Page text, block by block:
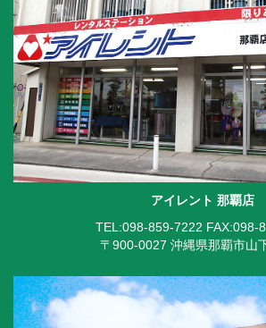
アイレント 那覇店
TEL:098-859-7222 FAX:098-
〒900-0027 沖縄県那覇市山